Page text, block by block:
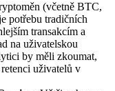
(včetně BTC,
potřebu tradičních
transakcím a
na uživatelskou
by měli zkoumat,
uživatelů v